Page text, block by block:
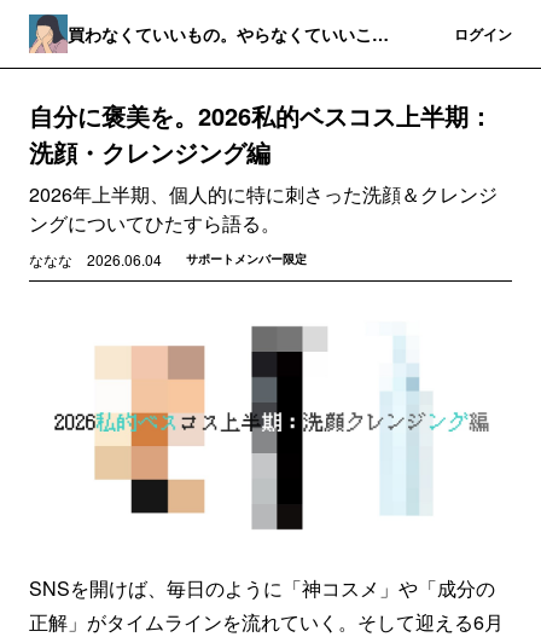
買わなくていいもの。やらなくていいこ
ログイン
自分に褒美を。2026私的ベスコス上半期：
洗顔・クレンジング編
2026年上半期、個人的に特に刺さった洗顔＆クレンジ
ングについてひたすら語る。
ななな 2026.06.04 サポートメンバー限定
SNSを開けば、毎日のように「神コスメ」や「成分の
正解」がタイムラインを流れていく。そして迎える6月